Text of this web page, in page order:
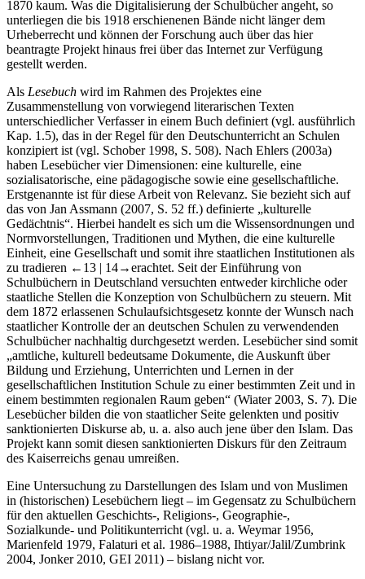
1870 kaum. Was die Digitalisierung der Schulbücher angeht, so
unterliegen die bis 1918 erschienenen Bände nicht länger dem
Urheberrecht und können der Forschung auch über das hier
beantragte Projekt hinaus frei über das Internet zur Verfügung
gestellt werden.
Als Lesebuch wird im Rahmen des Projektes eine
Zusammenstellung von vorwiegend literarischen Texten
unterschiedlicher Verfasser in einem Buch definiert (vgl. ausführlich
Kap. 1.5), das in der Regel für den Deutschunterricht an Schulen
konzipiert ist (vgl. Schober 1998, S. 508). Nach Ehlers (2003a)
haben Lesebücher vier Dimensionen: eine kulturelle, eine
sozialisatorische, eine pädagogische sowie eine gesellschaftliche.
Erstgenannte ist für diese Arbeit von Relevanz. Sie bezieht sich auf
das von Jan Assmann (2007, S. 52 ff.) definierte „kulturelle
Gedächtnis“. Hierbei handelt es sich um die Wissensordnungen und
Normvorstellungen, Traditionen und Mythen, die eine kulturelle
Einheit, eine Gesellschaft und somit ihre staatlichen Institutionen als
zu tradieren ←13 | 14→erachtet. Seit der Einführung von
Schulbüchern in Deutschland versuchten entweder kirchliche oder
staatliche Stellen die Konzeption von Schulbüchern zu steuern. Mit
dem 1872 erlassenen Schulaufsichtsgesetz konnte der Wunsch nach
staatlicher Kontrolle der an deutschen Schulen zu verwendenden
Schulbücher nachhaltig durchgesetzt werden. Lesebücher sind somit
„amtliche, kulturell bedeutsame Dokumente, die Auskunft über
Bildung und Erziehung, Unterrichten und Lernen in der
gesellschaftlichen Institution Schule zu einer bestimmten Zeit und in
einem bestimmten regionalen Raum geben“ (Wiater 2003, S. 7). Die
Lesebücher bilden die von staatlicher Seite gelenkten und positiv
sanktionierten Diskurse ab, u. a. also auch jene über den Islam. Das
Projekt kann somit diesen sanktionierten Diskurs für den Zeitraum
des Kaiserreichs genau umreißen.
Eine Untersuchung zu Darstellungen des Islam und von Muslimen
in (historischen) Lesebüchern liegt – im Gegensatz zu Schulbüchern
für den aktuellen Geschichts-, Religions-, Geographie-,
Sozialkunde- und Politikunterricht (vgl. u. a. Weymar 1956,
Marienfeld 1979, Falaturi et al. 1986–1988, Ihtiyar/Jalil/Zumbrink
2004, Jonker 2010, GEI 2011) – bislang nicht vor.